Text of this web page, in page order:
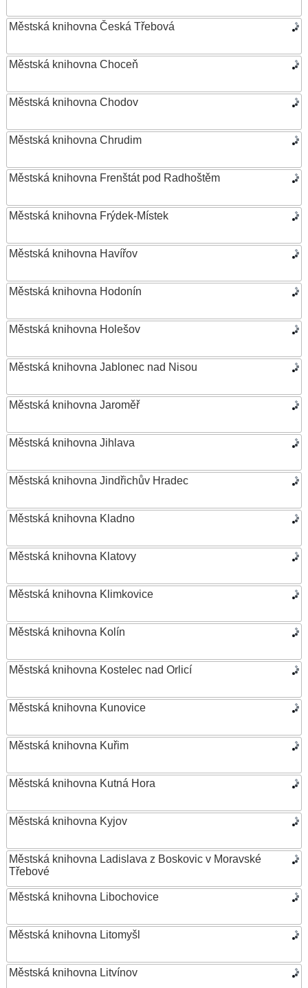
Městská knihovna Česká Třebová
Městská knihovna Choceň
Městská knihovna Chodov
Městská knihovna Chrudim
Městská knihovna Frenštát pod Radhoštěm
Městská knihovna Frýdek-Místek
Městská knihovna Havířov
Městská knihovna Hodonín
Městská knihovna Holešov
Městská knihovna Jablonec nad Nisou
Městská knihovna Jaroměř
Městská knihovna Jihlava
Městská knihovna Jindřichův Hradec
Městská knihovna Kladno
Městská knihovna Klatovy
Městská knihovna Klimkovice
Městská knihovna Kolín
Městská knihovna Kostelec nad Orlicí
Městská knihovna Kunovice
Městská knihovna Kuřim
Městská knihovna Kutná Hora
Městská knihovna Kyjov
Městská knihovna Ladislava z Boskovic v Moravské
Třebové
Městská knihovna Libochovice
Městská knihovna Litomyšl
Městská knihovna Litvínov